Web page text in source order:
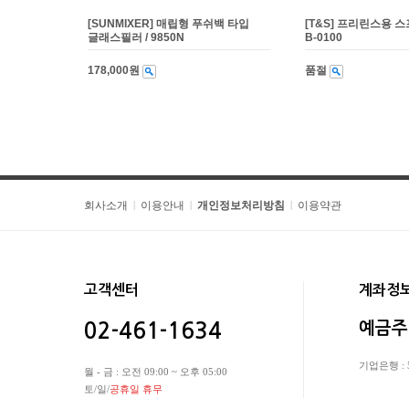
[SUNMIXER] 매립형 푸쉬백 타입
글래스필러 / 9850N
178,000원
[T&S] 프리린스용 스
B-0100
품절
회사소개 이용안내 개인정보처리방침 이용약관
고객센터
02-461-1634
월 - 금 : 오전 09:00 ~ 오후 05:00
토/일/공휴일 휴무
계좌정
예금
기업은행 :